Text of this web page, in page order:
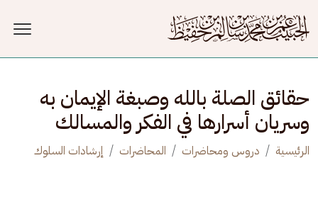
حقائق الصلة بالله وصبغة الإيمان به
وسريان أسرارها في الفكر والمسالك
الرئيسية دروس ومحاضرات المحاضرات إرشادات السلوك